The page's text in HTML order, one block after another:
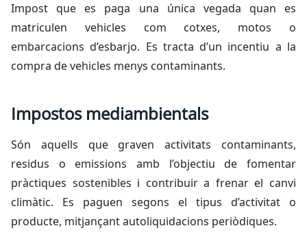
Impost que es paga una única vegada quan es
matriculen vehicles com cotxes, motos o
embarcacions d’esbarjo. Es tracta d’un incentiu a la
compra de vehicles menys contaminants.
Impostos mediambientals
Són aquells que graven activitats contaminants,
residus o emissions amb l’objectiu de fomentar
pràctiques sostenibles i contribuir a frenar el canvi
climàtic. Es paguen segons el tipus d’activitat o
producte, mitjançant autoliquidacions periòdiques.